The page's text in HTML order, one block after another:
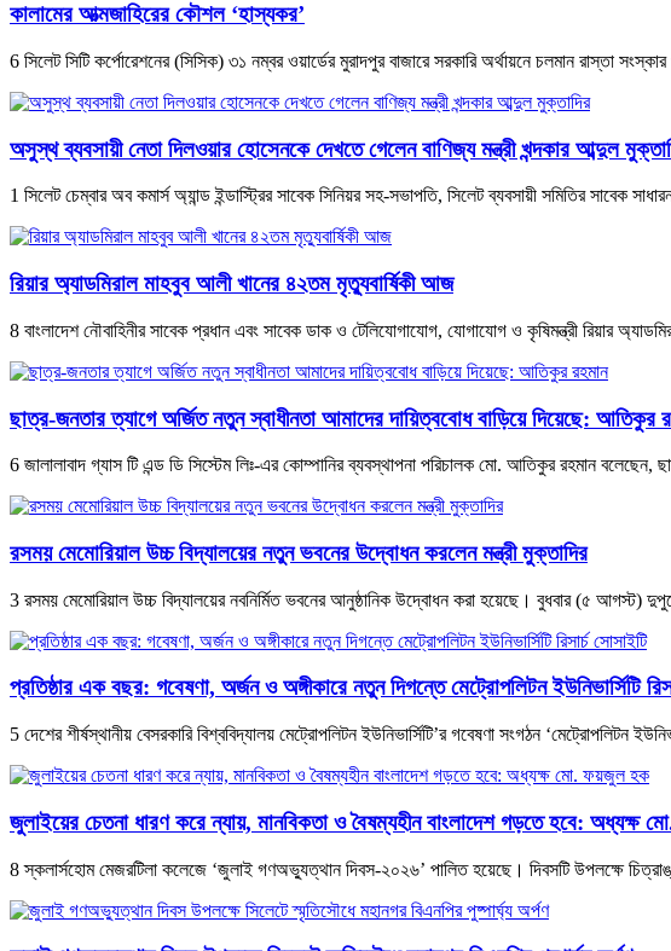
কালামের আত্মজাহিরের কৌশল ‘হাস্যকর’
6 সিলেট সিটি কর্পোরেশনের (সিসিক) ৩১ নম্বর ওয়ার্ডের মুরাদপুর বাজারে সরকারি অর্থায়নে চলমান রাস্তা
অসুস্থ ব্যবসায়ী নেতা দিলওয়ার হোসেনকে দেখতে গেলেন বাণিজ্য মন্ত্রী খন্দকার আব্দুল
1 সিলেট চেম্বার অব কমার্স অ্যান্ড ইন্ডাস্ট্রির সাবেক সিনিয়র সহ-সভাপতি, সিলেট ব্যবসায়ী সমিতির সাবেক
রিয়ার অ্যাডমিরাল মাহবুব আলী খানের ৪২তম মৃত্যুবার্ষিকী আজ
8 বাংলাদেশ নৌবাহিনীর সাবেক প্রধান এবং সাবেক ডাক ও টেলিযোগাযোগ, যোগাযোগ ও কৃষিমন্ত্রী রিয়ার
ছাত্র-জনতার ত্যাগে অর্জিত নতুন স্বাধীনতা আমাদের দায়িত্ববোধ বাড়িয়ে দিয়েছে: আতিকুর
6 জালালাবাদ গ্যাস টি এন্ড ডি সিস্টেম লিঃ-এর কোম্পানির ব্যবস্থাপনা পরিচালক মো. আতিকুর রহমান বলেছেন,
রসময় মেমোরিয়াল উচ্চ বিদ্যালয়ের নতুন ভবনের উদ্বোধন করলেন মন্ত্রী মুক্তাদির
3 রসময় মেমোরিয়াল উচ্চ বিদ্যালয়ের নবনির্মিত ভবনের আনুষ্ঠানিক উদ্বোধন করা হয়েছে। বুধবার (৫ আগস্ট)
প্রতিষ্ঠার এক বছর: গবেষণা, অর্জন ও অঙ্গীকারে নতুন দিগন্তে মেট্রোপলিটন ইউনিভার্সিটি
5 দেশের শীর্ষস্থানীয় বেসরকারি বিশ্ববিদ্যালয় মেট্রোপলিটন ইউনিভার্সিটি’র গবেষণা সংগঠন ‘মেট্রোপলিটন
জুলাইয়ের চেতনা ধারণ করে ন্যায়, মানবিকতা ও বৈষম্যহীন বাংলাদেশ গড়তে হবে: অধ্যক্ষ
8 স্কলার্সহোম মেজরটিলা কলেজে ‘জুলাই গণঅভ্যুত্থান দিবস-২০২৬’ পালিত হয়েছে। দিবসটি উপলক্ষে